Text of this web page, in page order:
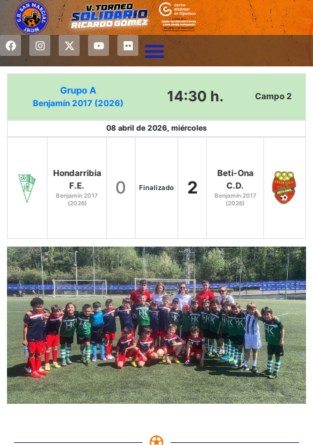
Grupo A
Benjamín 2017 (2026) 14:30 h. Campo 2
08 abril de 2026, miércoles
Hondarribia
F.E.
Benjamín 2017
(2026)
0 Finalizado 2
Beti-Ona
C.D.
Benjamín 2017
(2026)